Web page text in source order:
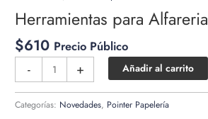
Herramientas para Alfareria
$610 Precio Público
-
Herramientas
para
Alfareria
cantidad
+ Añadir al carrito
Categorías: Novedades, Pointer Papelería